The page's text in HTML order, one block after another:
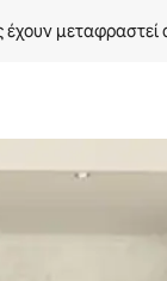
έχουν μεταφραστεί